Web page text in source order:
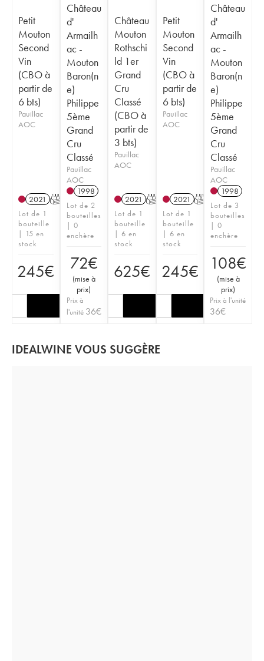
Petit
Mouton
Second
Vin
(CBO à
partir de
6 bts)
Pauillac
AOC
2021 T
Lot de 1
bouteille
| 15 en
stock
245€
Château
d'
Armailh
ac -
Mouton
Baron(n
e)
Philippe
5ème
Grand
Cru
Classé
Pauillac
AOC
1998
Lot de 2
bouteilles
| 0
enchère
72€
(mise à
prix)
Prix à
l'unité 36€
Château
Mouton
Rothschi
ld 1er
Grand
Cru
Classé
(CBO à
partir de
3 bts)
Pauillac
AOC
2021 T
Lot de 1
bouteille
| 6 en
stock
625€
Petit
Mouton
Second
Vin
(CBO à
partir de
6 bts)
Pauillac
AOC
2021 T
Lot de 1
bouteille
| 6 en
stock
245€
Château
d'
Armailh
ac -
Mouton
Baron(n
e)
Philippe
5ème
Grand
Cru
Classé
Pauillac
AOC
1998
Lot de 3
bouteilles
| 0
enchère
108€
(mise à
prix)
Prix à l'unité
36€
IDEALWINE VOUS SUGGÈRE